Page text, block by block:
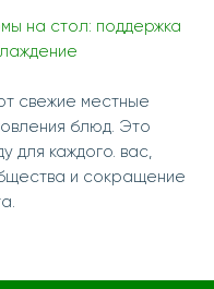
на стол: поддержка
свежие местные
блюд. Это
для каждого. вас,
и сокращение